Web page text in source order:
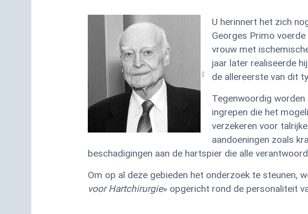
U herinnert het zich
Georges Primo
vrouw met
jaar later realiseerde
de allereerste van dit
Tegenwoordig worden
ingrepen die het
verzekeren voor
aandoeningen zoals
beschadigingen aan de hartspier die alle
Om op al deze gebieden het onderzoek te steunen,
voor Hartchirurgie» opgericht rond de personaliteit